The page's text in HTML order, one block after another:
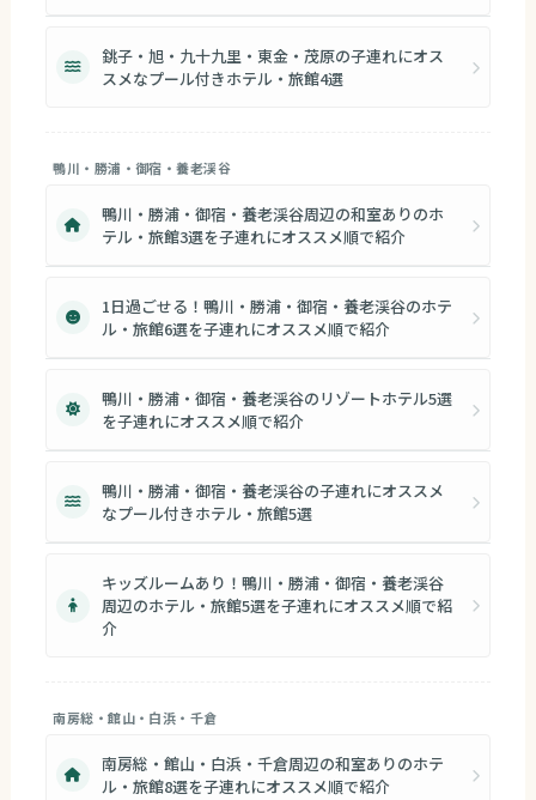
銚子・旭・九十九里・東金・茂原の子連れにオス
スメなプール付きホテル・旅館4選
鴨川・勝浦・御宿・養老渓谷
鴨川・勝浦・御宿・養老渓谷周辺の和室ありのホ
テル・旅館3選を子連れにオススメ順で紹介
1日過ごせる！鴨川・勝浦・御宿・養老渓谷のホテ
ル・旅館6選を子連れにオススメ順で紹介
鴨川・勝浦・御宿・養老渓谷のリゾートホテル5選
を子連れにオススメ順で紹介
鴨川・勝浦・御宿・養老渓谷の子連れにオススメ
なプール付きホテル・旅館5選
キッズルームあり！鴨川・勝浦・御宿・養老渓谷
周辺のホテル・旅館5選を子連れにオススメ順で紹
介
南房総・館山・白浜・千倉
南房総・館山・白浜・千倉周辺の和室ありのホテ
ル・旅館8選を子連れにオススメ順で紹介